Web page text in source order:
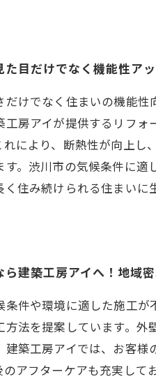
目だけでなく機能性ア
けでなく住まいの機能
房アイが提供するリフ
により、断熱性が向上
。渋川市の気候条件に
住み続けられる住まい
建築工房アイへ！地域
件や環境に適した施工
法を提案しています。
築工房アイでは、お客
アフターケアも充実し